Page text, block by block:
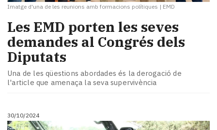
Imatge d'una de les reunions amb formacions polítiques | EMD
Les EMD porten les seves
demandes al Congrés dels
Diputats
Una de les qüestions abordades és la derogació de
l'article que amenaça la seva supervivència
30/10/2024